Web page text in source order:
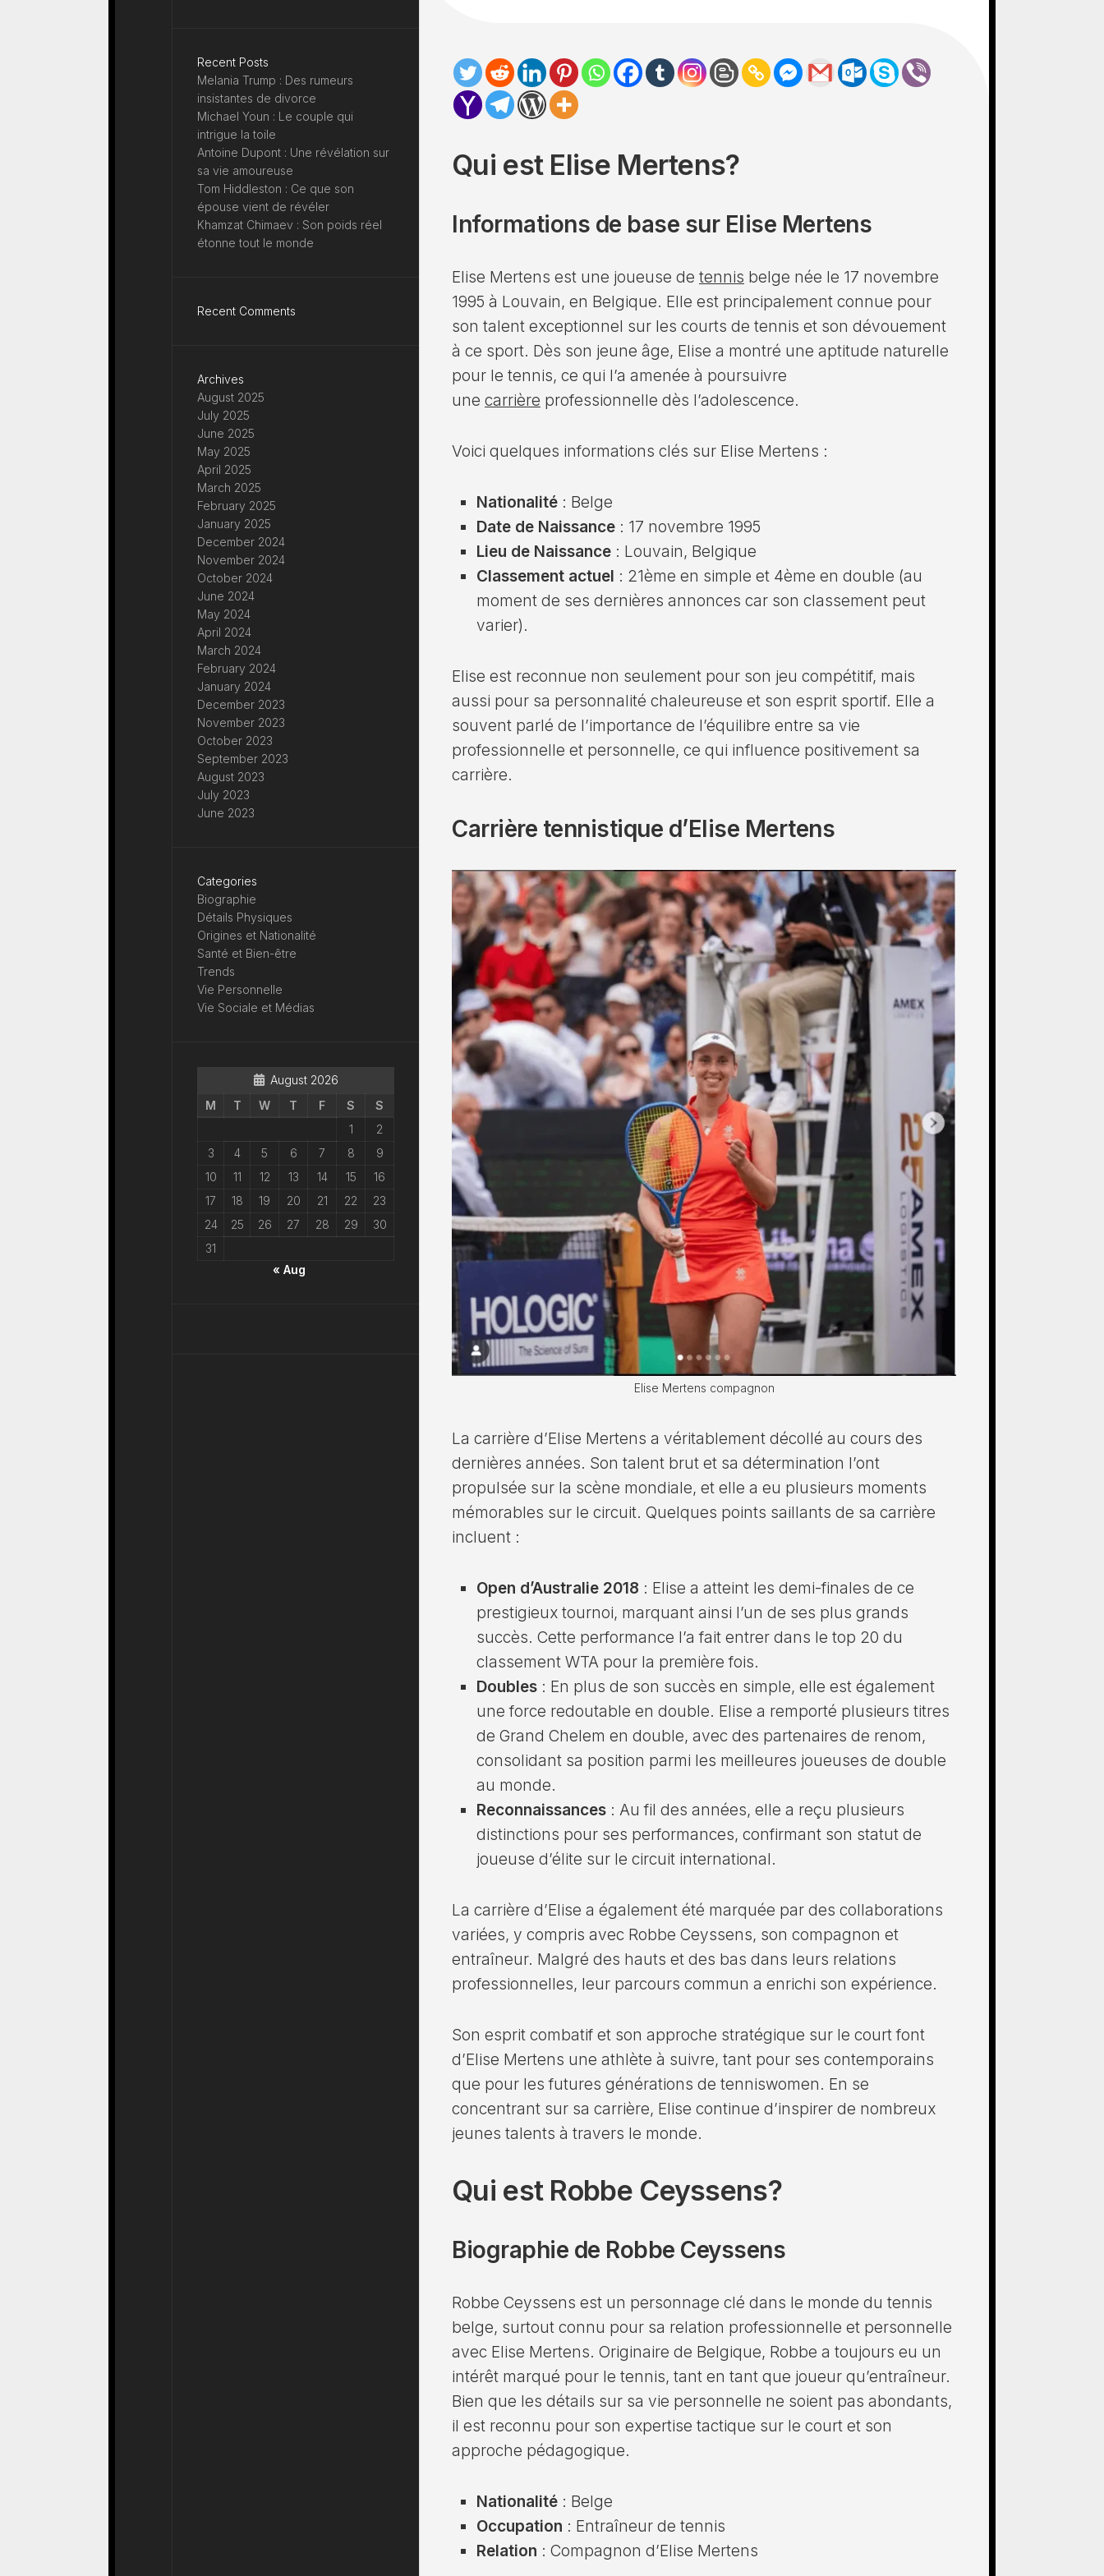
Qui est Elise Mertens?
Informations de base sur Elise Mertens
Elise Mertens est une joueuse de tennis belge née le 17 novembre
1995 à Louvain, en Belgique. Elle est principalement connue pour
son talent exceptionnel sur les courts de tennis et son dévouement
à ce sport. Dès son jeune âge, Elise a montré une aptitude naturelle
pour le tennis, ce qui l’a amenée à poursuivre
une carrière professionnelle dès l’adolescence.
Voici quelques informations clés sur Elise Mertens :
Nationalité : Belge
Date de Naissance : 17 novembre 1995
Lieu de Naissance : Louvain, Belgique
Classement actuel : 21ème en simple et 4ème en double (au
moment de ses dernières annonces car son classement peut
varier).
Elise est reconnue non seulement pour son jeu compétitif, mais
aussi pour sa personnalité chaleureuse et son esprit sportif. Elle a
souvent parlé de l’importance de l’équilibre entre sa vie
professionnelle et personnelle, ce qui influence positivement sa
carrière.
Carrière tennistique d’Elise Mertens
Elise Mertens compagnon
La carrière d’Elise Mertens a véritablement décollé au cours des
dernières années. Son talent brut et sa détermination l’ont
propulsée sur la scène mondiale, et elle a eu plusieurs moments
mémorables sur le circuit. Quelques points saillants de sa carrière
incluent :
Open d’Australie 2018 : Elise a atteint les demi-finales de ce
prestigieux tournoi, marquant ainsi l’un de ses plus grands
succès. Cette performance l’a fait entrer dans le top 20 du
classement WTA pour la première fois.
Doubles : En plus de son succès en simple, elle est également
une force redoutable en double. Elise a remporté plusieurs titres
de Grand Chelem en double, avec des partenaires de renom,
consolidant sa position parmi les meilleures joueuses de double
au monde.
Reconnaissances : Au fil des années, elle a reçu plusieurs
distinctions pour ses performances, confirmant son statut de
joueuse d’élite sur le circuit international.
La carrière d’Elise a également été marquée par des collaborations
variées, y compris avec Robbe Ceyssens, son compagnon et
entraîneur. Malgré des hauts et des bas dans leurs relations
professionnelles, leur parcours commun a enrichi son expérience.
Son esprit combatif et son approche stratégique sur le court font
d’Elise Mertens une athlète à suivre, tant pour ses contemporains
que pour les futures générations de tenniswomen. En se
concentrant sur sa carrière, Elise continue d’inspirer de nombreux
jeunes talents à travers le monde.
Qui est Robbe Ceyssens?
Biographie de Robbe Ceyssens
Robbe Ceyssens est un personnage clé dans le monde du tennis
belge, surtout connu pour sa relation professionnelle et personnelle
avec Elise Mertens. Originaire de Belgique, Robbe a toujours eu un
intérêt marqué pour le tennis, tant en tant que joueur qu’entraîneur.
Bien que les détails sur sa vie personnelle ne soient pas abondants,
il est reconnu pour son expertise tactique sur le court et son
approche pédagogique.
Nationalité : Belge
Occupation : Entraîneur de tennis
Relation : Compagnon d’Elise Mertens
Recent Posts
Melania Trump : Des rumeurs
insistantes de divorce
Michael Youn : Le couple qui
intrigue la toile
Antoine Dupont : Une révélation sur
sa vie amoureuse
Tom Hiddleston : Ce que son
épouse vient de révéler
Khamzat Chimaev : Son poids réel
étonne tout le monde
Recent Comments
Archives
August 2025
July 2025
June 2025
May 2025
April 2025
March 2025
February 2025
January 2025
December 2024
November 2024
October 2024
June 2024
May 2024
April 2024
March 2024
February 2024
January 2024
December 2023
November 2023
October 2023
September 2023
August 2023
July 2023
June 2023
Categories
Biographie
Détails Physiques
Origines et Nationalité
Santé et Bien-être
Trends
Vie Personnelle
Vie Sociale et Médias
August 2026
M
T W T F S
S
1
2
3
4 5 6 7 8
9
10
11 12 13 14 15
16
17
18 19 20 21 22
23
24
25 26 27 28 29
30
31
« Aug